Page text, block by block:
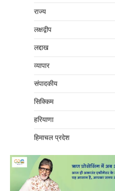
राज्य
लक्षद्वीप
लद्दाख
व्यापार
संपादकीय
सिक्किम
हरियाणा
हिमाचल प्रदेश